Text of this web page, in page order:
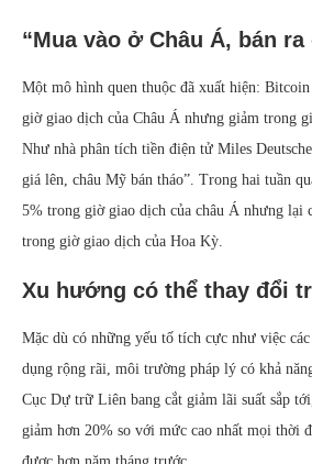
“Mua vào ở Châu Á, bán ra
Một mô hình quen thuộc đã xuất hiện:
giờ giao dịch của Châu Á nhưng giảm trong
Như nhà phân tích tiền điện tử Miles
giá lên, châu Mỹ bán tháo”. Trong hai tuần
5% trong giờ giao dịch của châu Á nhưng lại
trong giờ giao dịch của Hoa Kỳ.
Xu hướng có thể thay đổi
Mặc dù có những yếu tố tích cực như việc
dụng rộng rãi, môi trường pháp lý có khả
Cục Dự trữ Liên bang cắt giảm lãi suất sắp
giảm hơn 20% so với mức cao nhất mọi thời